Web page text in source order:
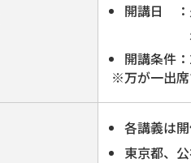
開講日 ：
火曜
開講条件
※万が一出席
各講義は
東京都、